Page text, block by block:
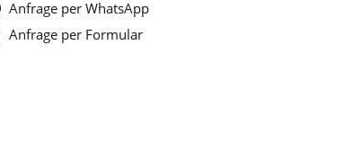
Anfrage per WhatsApp
Anfrage per Formular